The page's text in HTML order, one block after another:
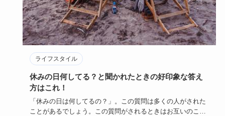
ライフスタイル
休みの日何してる？と聞かれたときの好印象な答え
方はこれ！
「休みの日は何してるの？」。この質問は多くの人がされた
ことがあるでしょう。この質問がされるときはお互いのこと